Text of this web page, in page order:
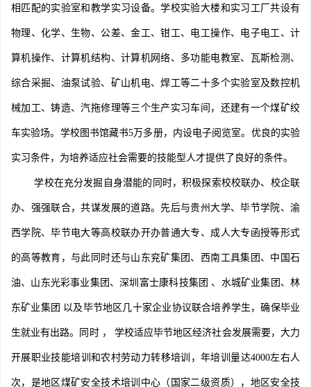
相匹配的实验室和教学实习设备。学校实验大楼和实习工厂共设有
物理、化学、生物、公差、金工、钳工、电工操作、电子电工、计
算机操作、计算机结构、计算机网络、多功能电教室、瓦斯检测、
综合采掘、油泵试验、矿山机电、焊工等二十多个实验室及数控机
械加工、铸造、汽拖修理等三个生产实习车间，还建有一个煤矿绞
车实验场。学校图书馆藏书5万多册，内设电子阅览室。优良的实验
实习条件，为培养适应社会需要的技能型人才提供了良好的条件。
学校在充分发掘自身潜能的同时，积极探索校校联办、校企联
办、强强联合，共谋发展的道路。先后与贵州大学、毕节学院、渝
西学院、毕节电大等高校联办开办普通大专、成人大专函授等形式
的高等教育，与此同时还与山东兖矿集团、西南工具集团、中国石
油、山东光彩事业集团、深圳富士康科技集团 、水城矿业集团、林
东矿业集团 以及毕节地区几十家企业协议联合培养学生，确保毕业
生就业有出路。同时 ， 学校适应毕节地区经济社会发展需要，大力
开展职业技能培训和农村劳动力转移培训，年培训量达4000左右人
次，是地区煤矿安全技术培训中心（国家二级资质），地区安全技